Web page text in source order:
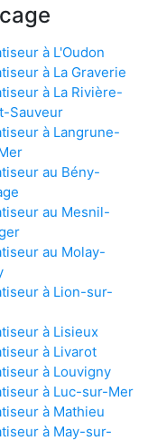
à L'Oudon
à La Graverie
à La Rivière-
Sauveur
à Langrune-
au Bény-
au Mesnil-
au Molay-
à Lion-sur-
à Lisieux
à Livarot
à Louvigny
à Luc-sur-Mer
à Mathieu
à May-sur-